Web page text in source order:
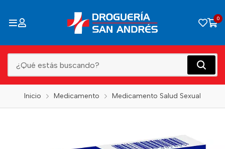
0
Inicio Medicamento Medicamento Salud Sexual